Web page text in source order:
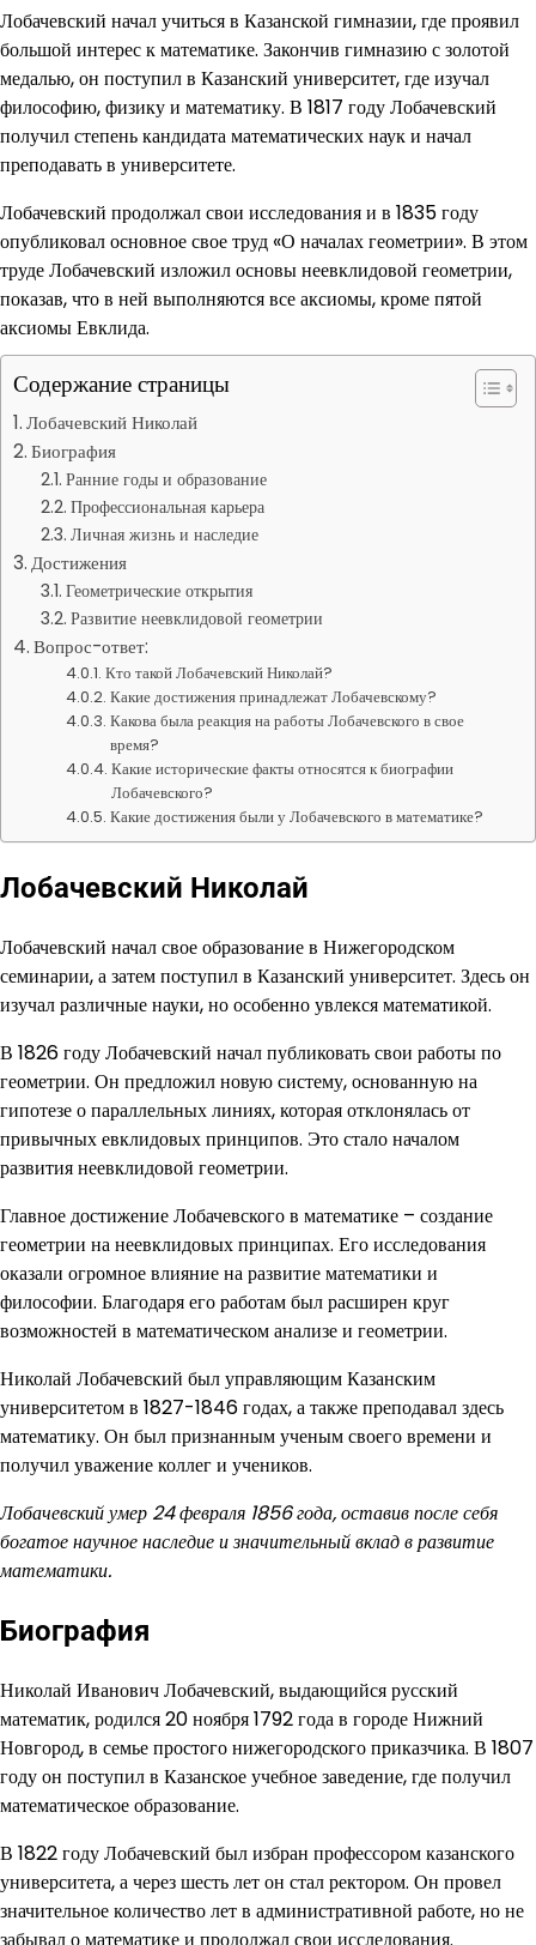
Лобачевский начал учиться в Казанской гимназии, где проявил
большой интерес к математике. Закончив гимназию с золотой
медалью, он поступил в Казанский университет, где изучал
философию, физику и математику. В 1817 году Лобачевский
получил степень кандидата математических наук и начал
преподавать в университете.
Лобачевский продолжал свои исследования и в 1835 году
опубликовал основное свое труд «О началах геометрии». В этом
труде Лобачевский изложил основы неевклидовой геометрии,
показав, что в ней выполняются все аксиомы, кроме пятой
аксиомы Евклида.
Содержание страницы
Лобачевский Николай
Биография
Ранние годы и образование
Профессиональная карьера
Личная жизнь и наследие
Достижения
Геометрические открытия
Развитие неевклидовой геометрии
Вопрос-ответ:
Кто такой Лобачевский Николай?
Какие достижения принадлежат Лобачевскому?
Какова была реакция на работы Лобачевского в свое
время?
Какие исторические факты относятся к биографии
Лобачевского?
Какие достижения были у Лобачевского в математике?
Лобачевский Николай
Лобачевский начал свое образование в Нижегородском
семинарии, а затем поступил в Казанский университет. Здесь он
изучал различные науки, но особенно увлекся математикой.
В 1826 году Лобачевский начал публиковать свои работы по
геометрии. Он предложил новую систему, основанную на
гипотезе о параллельных линиях, которая отклонялась от
привычных евклидовых принципов. Это стало началом
развития неевклидовой геометрии.
Главное достижение Лобачевского в математике – создание
геометрии на неевклидовых принципах. Его исследования
оказали огромное влияние на развитие математики и
философии. Благодаря его работам был расширен круг
возможностей в математическом анализе и геометрии.
Николай Лобачевский был управляющим Казанским
университетом в 1827-1846 годах, а также преподавал здесь
математику. Он был признанным ученым своего времени и
получил уважение коллег и учеников.
Лобачевский умер 24 февраля 1856 года, оставив после себя
богатое научное наследие и значительный вклад в развитие
математики.
Биография
Николай Иванович Лобачевский, выдающийся русский
математик, родился 20 ноября 1792 года в городе Нижний
Новгород, в семье простого нижегородского приказчика. В 1807
году он поступил в Казанское учебное заведение, где получил
математическое образование.
В 1822 году Лобачевский был избран профессором казанского
университета, а через шесть лет он стал ректором. Он провел
значительное количество лет в административной работе, но не
забывал о математике и продолжал свои исследования.